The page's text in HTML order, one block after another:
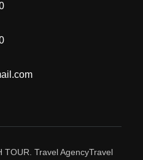
TOUR. Travel AgencyTravel